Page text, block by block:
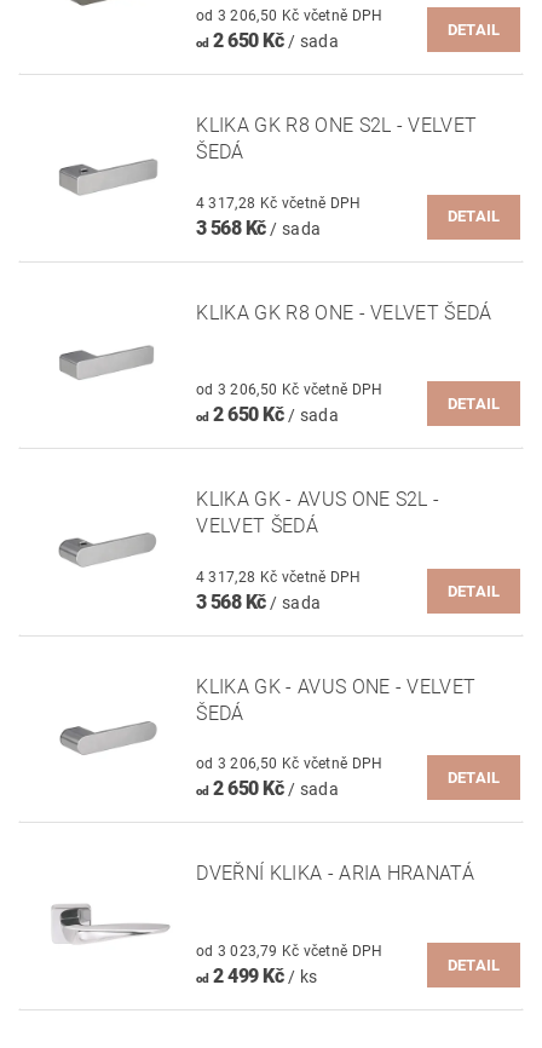
od 3 206,50 Kč včetně DPH
od2 650 Kč / sada
DETAIL
KLIKA GK R8 ONE S2L - VELVET
ŠEDÁ
4 317,28 Kč včetně DPH
3 568 Kč / sada
DETAIL
KLIKA GK R8 ONE - VELVET ŠEDÁ
od 3 206,50 Kč včetně DPH
od2 650 Kč / sada
DETAIL
KLIKA GK - AVUS ONE S2L -
VELVET ŠEDÁ
4 317,28 Kč včetně DPH
3 568 Kč / sada
DETAIL
KLIKA GK - AVUS ONE - VELVET
ŠEDÁ
od 3 206,50 Kč včetně DPH
od2 650 Kč/ sada
DETAIL
DVEŘNÍ KLIKA - ARIA HRANATÁ
od 3 023,79 Kč včetně DPH
od2 499 Kč / ks
DETAIL